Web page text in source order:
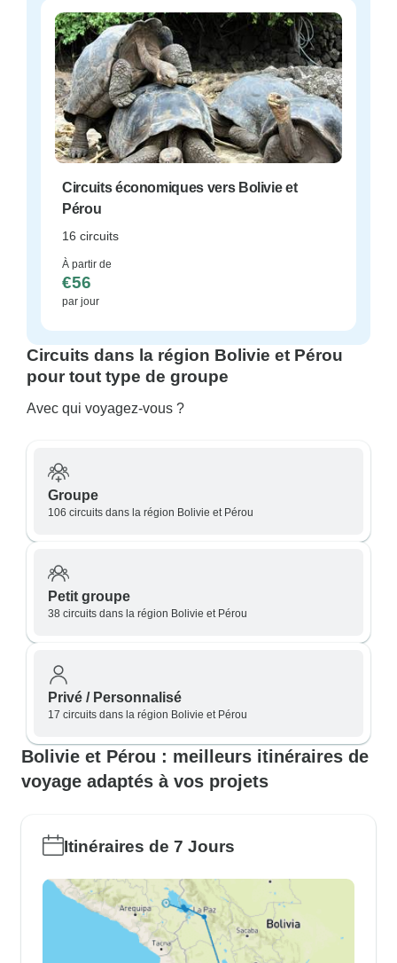
Circuits économiques vers Bolivie et
Pérou
16 circuits
À partir de
€56
par jour
Circuits dans la région Bolivie et Pérou
pour tout type de groupe
Avec qui voyagez-vous ?
Groupe
106 circuits dans la région Bolivie et Pérou
Petit groupe
38 circuits dans la région Bolivie et Pérou
Privé / Personnalisé
17 circuits dans la région Bolivie et Pérou
Bolivie et Pérou : meilleurs itinéraires de
voyage adaptés à vos projets
Itinéraires de 7 Jours